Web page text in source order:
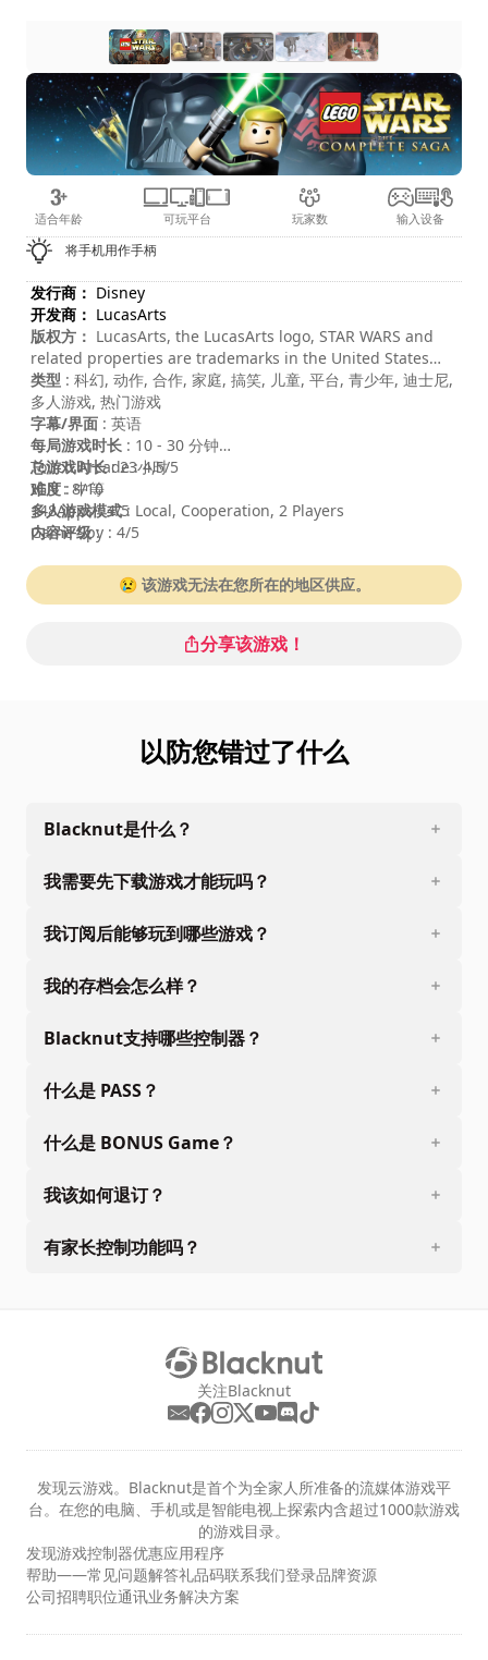
适合年龄 可玩平台 玩家数 输入设备
将手机用作手柄
发行商： Disney
开发商： LucasArts
版权方： LucasArts, the LucasArts logo, STAR WARS and
related properties are trademarks in the United States
and/or in other countries of Lucasfilm Ltd. and/or its
affiliates. © 2005-2009 Lucasfilm Entertainment Company
Ltd. or Lucasfilm Ltd. All rights reserved. LEGO, the LEGO
logo and the Minifigure are trademarks of The LEGO
Group. © 2005-2009 The LEGO Group. All rights reserved.
类型 : 科幻, 动作, 合作, 家庭, 搞笑, 儿童, 平台, 青少年, 迪士尼,
多人游戏, 热门游戏
字幕/界面 : 英语
每局游戏时长 : 10 - 30 分钟
总游戏时长: 23小时
难度: 中等
多人游戏模式: Local, Cooperation, 2 Players
内容评级:
Touch Arcade : 4,5/5
IGN : 8/10
148Apps : 4/5
Game Spy : 4/5
😢 该游戏无法在您所在的地区供应。
分享该游戏！
以防您错过了什么
Blacknut是什么？
我需要先下载游戏才能玩吗？
我订阅后能够玩到哪些游戏？
我的存档会怎么样？
Blacknut支持哪些控制器？
什么是 PASS？
什么是 BONUS Game？
我该如何退订？
有家长控制功能吗？
关注Blacknut
发现云游戏。Blacknut是首个为全家人所准备的流媒体游戏平
台。在您的电脑、手机或是智能电视上探索内含超过1000款游戏
的游戏目录。
发现游戏控制器优惠应用程序
帮助——常见问题解答礼品码联系我们登录品牌资源
公司招聘职位通讯业务解决方案